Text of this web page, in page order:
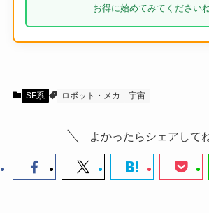
お得に始めてみてください
SF系 ロボット・メカ 宇宙
よかったらシェアして